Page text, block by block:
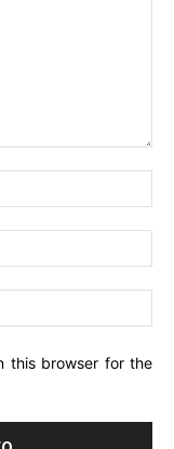
this browser for the